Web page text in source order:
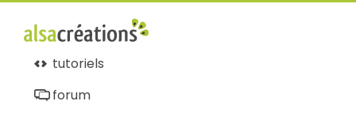
tutoriels
forum